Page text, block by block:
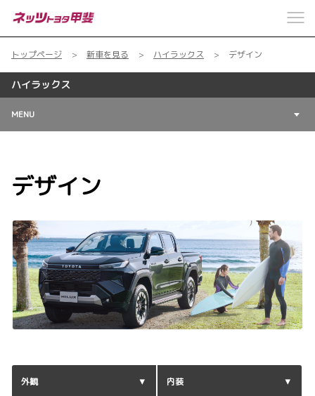
トップページ 新車を見る ハイラックス デザイン
ハイラックス
MENU
デザイン
外観 内装